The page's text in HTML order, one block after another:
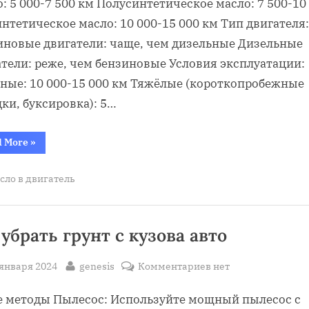
автомобиля
километраж
5 000-7 500 км Полусинтетическое масло: 7 500-10
масло: 10 000-15 000 км Тип двигателя:
двигатели: чаще, чем дизельные Дизельные
реже, чем бензиновые Условия эксплуатации:
10 000-15 000 км Тяжёлые (короткопробежные
буксировка): 5…
More“Замена
масла
автомобиля
»
в двигатель
грунт с кузова авто
2024 By
genesis Комментариев к
как
нет
методы Пылесос: Используйте мощный пылесос с